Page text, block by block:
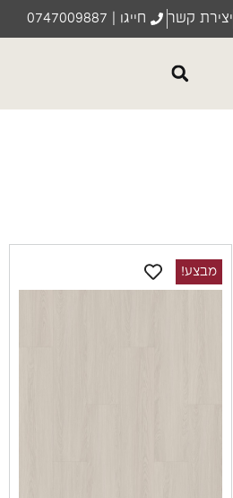
יצירת קשר חייגו | 0747009887
מבצע!